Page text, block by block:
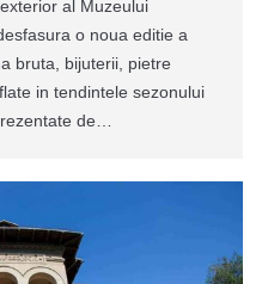
al Muzeului
o noua editie a
bruta, bijuterii, pietre
in tendintele sezonului
de…